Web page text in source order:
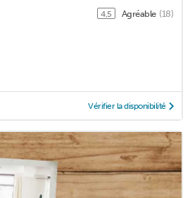
4,5 Agréable (18)
Vérifier la disponibilité